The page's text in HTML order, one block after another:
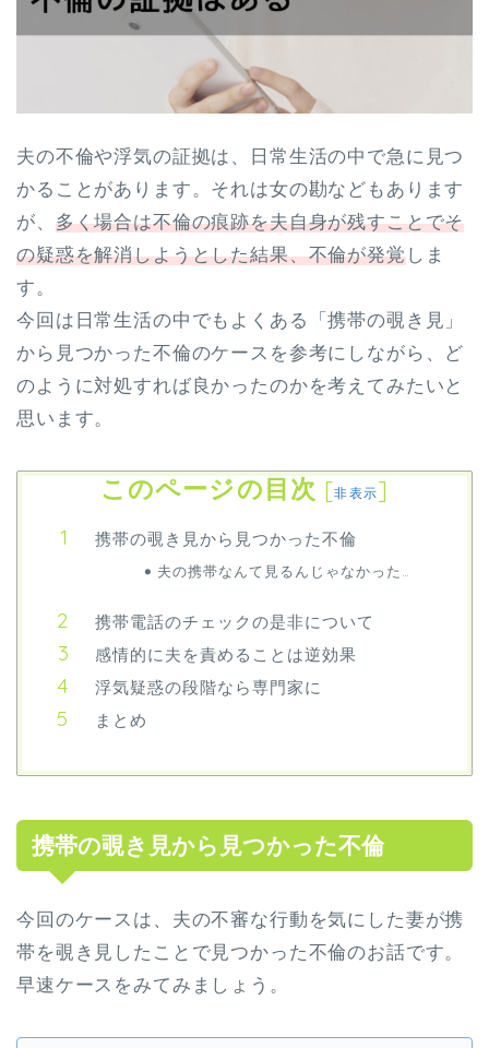
夫の不倫や浮気の証拠は、日常生活の中で急に見つ
かることがあります。それは女の勘などもあります
が、 多く場合は不倫の痕跡を夫自身が残すことでそ
の疑惑を解消しようとした結果、不倫が発覚しま
す。
今回は日常生活の中でもよくある「携帯の覗き見」
から見つかった不倫のケースを参考にしながら、ど
のように対処すれば良かったのかを考えてみたいと
思います。
このページの目次 [非表示]
携帯の覗き見から見つかった不倫
夫の携帯なんて見るんじゃなかった…
携帯電話のチェックの是非について
感情的に夫を責めることは逆効果
浮気疑惑の段階なら専門家に
まとめ
携帯の覗き見から見つかった不倫
今回のケースは、夫の不審な行動を気にした妻が携
帯を覗き見したことで見つかった不倫のお話です。
早速ケースをみてみましょう。